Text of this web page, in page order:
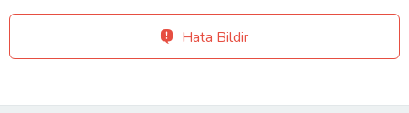
Hata Bildir